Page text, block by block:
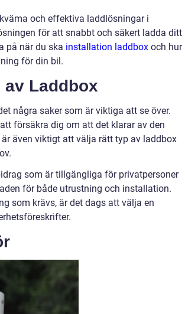
och effektiva laddlösningar i
för att snabbt och säkert ladda ditt
på när du ska installation laddbox och hur
för din bil.
Laddbox
några saker som är viktiga att se över.
försäkra dig om att det klarar av den
även viktigt att välja rätt typ av laddbox
som är tillgängliga för privatpersoner
för både utrustning och installation.
som krävs, är det dags att välja en